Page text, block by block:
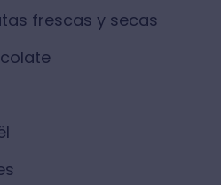
frescas y secas